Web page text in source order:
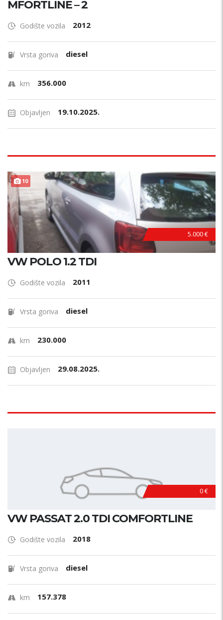
MFORTLINE – 2
Godište vozila 2012
Vrsta goriva diesel
km 356.000
Objavljen 19.10.2025.
10
5.000 €
VW POLO 1.2 TDI
Godište vozila 2011
Vrsta goriva diesel
km 230.000
Objavljen 29.08.2025.
0 €
VW PASSAT 2.0 TDI COMFORTLINE
Godište vozila 2018
Vrsta goriva diesel
km 157.378